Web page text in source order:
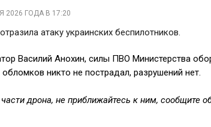
2026 ГОДА В 17:20
атаку украинских беспилотников.
Василий Анохин, силы ПВО Министерства
обломков никто не пострадал, разрушений нет.
дрона, не приближайтесь к ним, сообщите